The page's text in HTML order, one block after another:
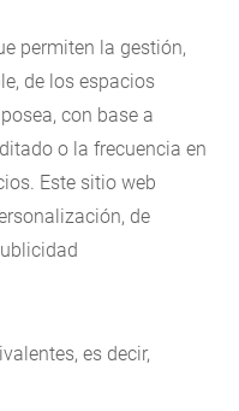
permiten la gestión,
de los espacios
con base a
o la frecuencia en
Este sitio web
de
es decir,